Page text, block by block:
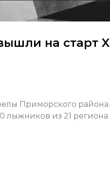
на старт X
Приморского района
лыжников из 21 региона